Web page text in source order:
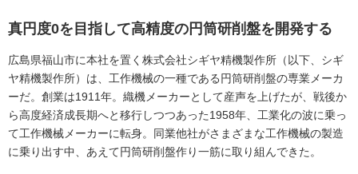
真円度0を目指して高精度の円筒研削盤を開発する
広島県福山市に本社を置く株式会社シギヤ精機製作所（以下、シギ
ヤ精機製作所）は、工作機械の一種である円筒研削盤の専業メーカ
ーだ。創業は1911年。織機メーカーとして産声を上げたが、戦後か
ら高度経済成長期へと移行しつつあった1958年、工業化の波に乗っ
て工作機械メーカーに転身。同業他社がさまざまな工作機械の製造
に乗り出す中、あえて円筒研削盤作り一筋に取り組んできた。